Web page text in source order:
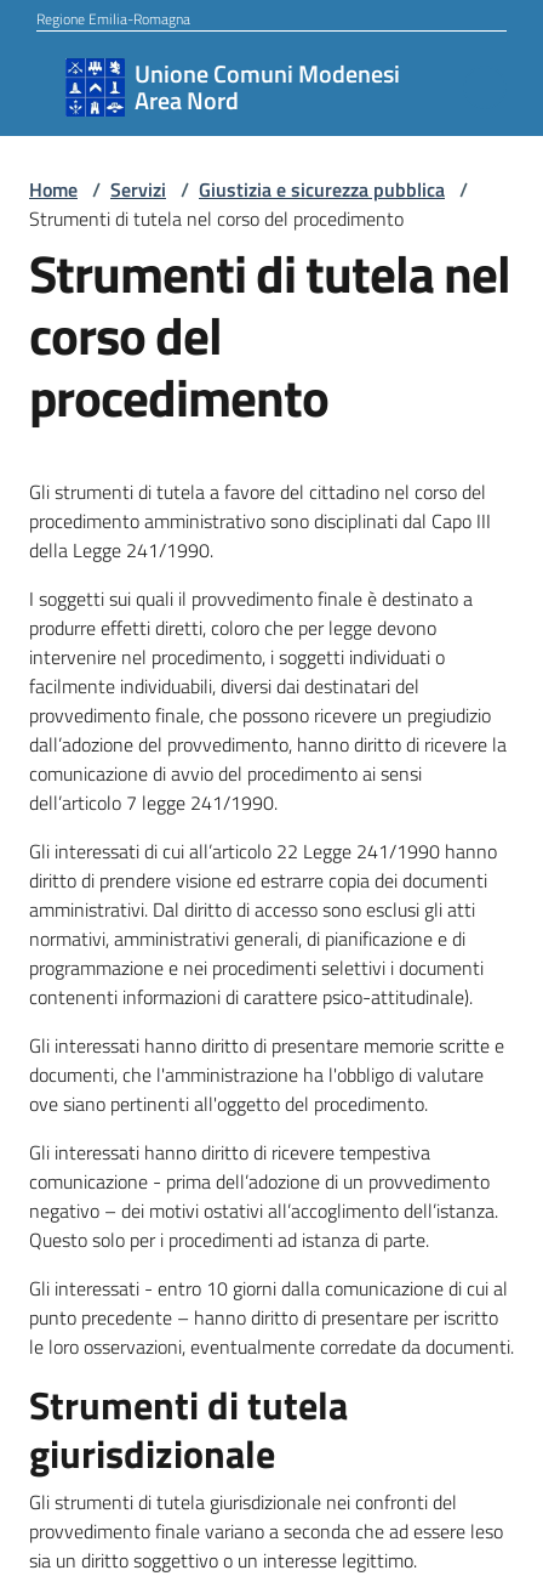
Vai al contenuto
Vai alla navigazione
Vai al footer
Regione Emilia-Romagna
Unione Comuni Modenesi
Area Nord
Unione
Comuni
Area
Nord
Amministrazione
Novità
Servizi
Documenti
e
dati
Scopri
il
territorio
Tutti
la
TERRA
Tutti
gli
argomenti...
Seguici
su
Home / Servizi / Giustizia e sicurezza pubblica /
Strumenti di tutela nel corso del procedimento
Strumenti di tutela nel
corso del
procedimento
Gli strumenti di tutela a favore del cittadino nel corso del
procedimento amministrativo sono disciplinati dal Capo III
della Legge 241/1990.
I soggetti sui quali il provvedimento finale è destinato a
produrre effetti diretti, coloro che per legge devono
intervenire nel procedimento, i soggetti individuati o
facilmente individuabili, diversi dai destinatari del
provvedimento finale, che possono ricevere un pregiudizio
dall’adozione del provvedimento, hanno diritto di ricevere la
comunicazione di avvio del procedimento ai sensi
dell’articolo 7 legge 241/1990.
Gli interessati di cui all’articolo 22 Legge 241/1990 hanno
diritto di prendere visione ed estrarre copia dei documenti
amministrativi. Dal diritto di accesso sono esclusi gli atti
normativi, amministrativi generali, di pianificazione e di
programmazione e nei procedimenti selettivi i documenti
contenenti informazioni di carattere psico-attitudinale).
Gli interessati hanno diritto di presentare memorie scritte e
documenti, che l'amministrazione ha l'obbligo di valutare
ove siano pertinenti all'oggetto del procedimento.
Gli interessati hanno diritto di ricevere tempestiva
comunicazione - prima dell’adozione di un provvedimento
negativo – dei motivi ostativi all’accoglimento dell’istanza.
Questo solo per i procedimenti ad istanza di parte.
Gli interessati - entro 10 giorni dalla comunicazione di cui al
punto precedente – hanno diritto di presentare per iscritto
le loro osservazioni, eventualmente corredate da documenti.
Strumenti di tutela
giurisdizionale
Gli strumenti di tutela giurisdizionale nei confronti del
provvedimento finale variano a seconda che ad essere leso
sia un diritto soggettivo o un interesse legittimo.